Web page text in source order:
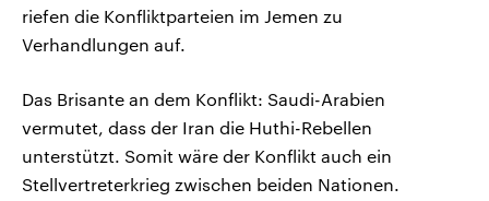
riefen die Konfliktparteien im Jemen zu
Verhandlungen auf.
Das Brisante an dem Konflikt: Saudi-Arabien
vermutet, dass der Iran die Huthi-Rebellen
unterstützt. Somit wäre der Konflikt auch ein
Stellvertreterkrieg zwischen beiden Nationen.